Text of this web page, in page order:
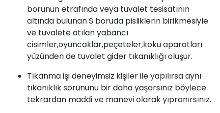
borunun etrafında veya tuvalet tesisatının
altında bulunan S boruda pisliklerin birikmesiyle
ve tuvalete atılan yabancı
cisimler,oyuncaklar,peçeteler,koku aparatları
yüzünden de tuvalet gider tıkanıklığı oluşur.
Tıkanmaişi deneyimsiz kişiler ile yapılırsa aynı
tıkanıklık sorununu bir daha yaşarsınız böylece
tekrardan maddi ve manevi olarak yıpranırsınız.